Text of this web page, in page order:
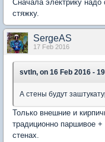
Сначала электрику
стяжку.
SergeAS
17 Feb 2016
svtln, on 16 Feb 2016 -
А стены будут
Только внешние и
традиционно паршивое
стенах.